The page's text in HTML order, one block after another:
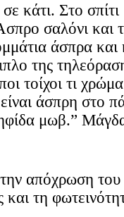
κάτι. Στο
σαλόνι και
άσπρα
της
τοίχοι τι χρώμα
άσπρη στο
μωβ.”
απόχρωση
και τη